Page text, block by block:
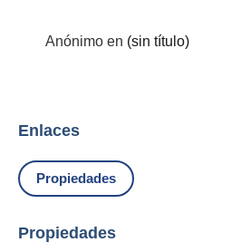
Anónimo en (sin título)
Enlaces
Propiedades
Propiedades